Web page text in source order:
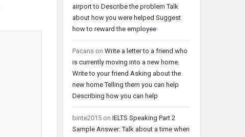
airport to Describe the problem Talk
about how you were helped Suggest
how to reward the employee
Pacans on Write a letter to a friend who
is currently moving into a new home.
Write to your friend Asking about the
new home Telling them you can help
Describing how you can help
binte2015 on IELTS Speaking Part 2
Sample Answer: Talk about a time when